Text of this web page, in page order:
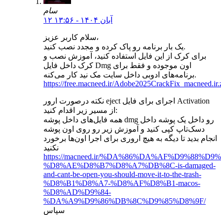
سام
۱۲ آبان ۱۴۰۴ - ۱۳:۵۶
سلام کاربر عزیز،
یک بار برنامه رو پاک کرده و مجدد نصب کنید.
برای کرک از این فایل استفاده کنید، آموزش نصب و
کرک داخل فایل Dmg اون موجوده و فقط برای
برنامه‌های ادوبی داخل سایت مک نید کار می‌کنه.
https://free.macneed.ir/
نکته درصورت ارور eject اجرای برای فایل Activation
از مسیر زیر اقدام کنید:
همه فایل‌های داخل پوشه dmg رو داخل یک پوشه داخل
دسک‌تاپ کپی کنید و آموزش زیر رو روی اون پوشه
انجام بدید تا دیگه به هیچ اروری برای اجرا اون‌ها برخورد
نکنید
https://macneed.ir/
%D8%AE%D8%B7%D8%A7%DB%8C-is-damaged-
and-cant-be-open-you-should-move-it-to-the-trash-
%D8%B1%D8%A7-%D8%AF%D8%B1-macos-
%D8%AD%D9%84-
%DA%A9%D9%86%DB%8C%D9%85%D8%9F/
سپاس